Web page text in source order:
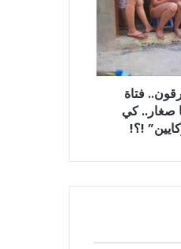
فتاة
صغار.. كي
!؟!